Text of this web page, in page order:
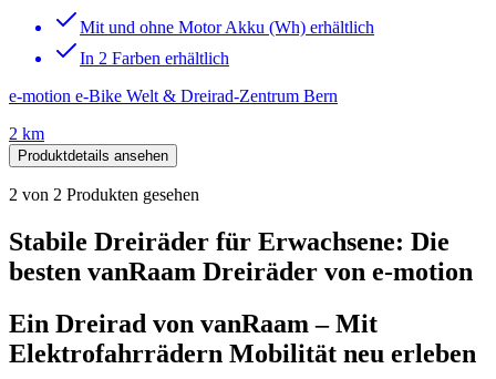
Mit und ohne Motor Akku (Wh) erhältlich
In 2 Farben erhältlich
e-motion e-Bike Welt & Dreirad-Zentrum Bern
2 km
Produktdetails ansehen
2 von 2 Produkten gesehen
Stabile Dreiräder für Erwachsene: Die
besten vanRaam Dreiräder von e-motion
Ein Dreirad von vanRaam – Mit
Elektrofahrrädern Mobilität neu erleben